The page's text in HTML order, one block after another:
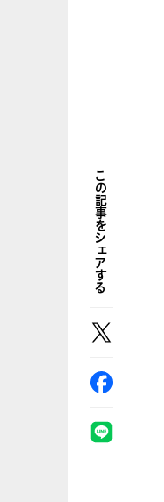
この記事をシェアする